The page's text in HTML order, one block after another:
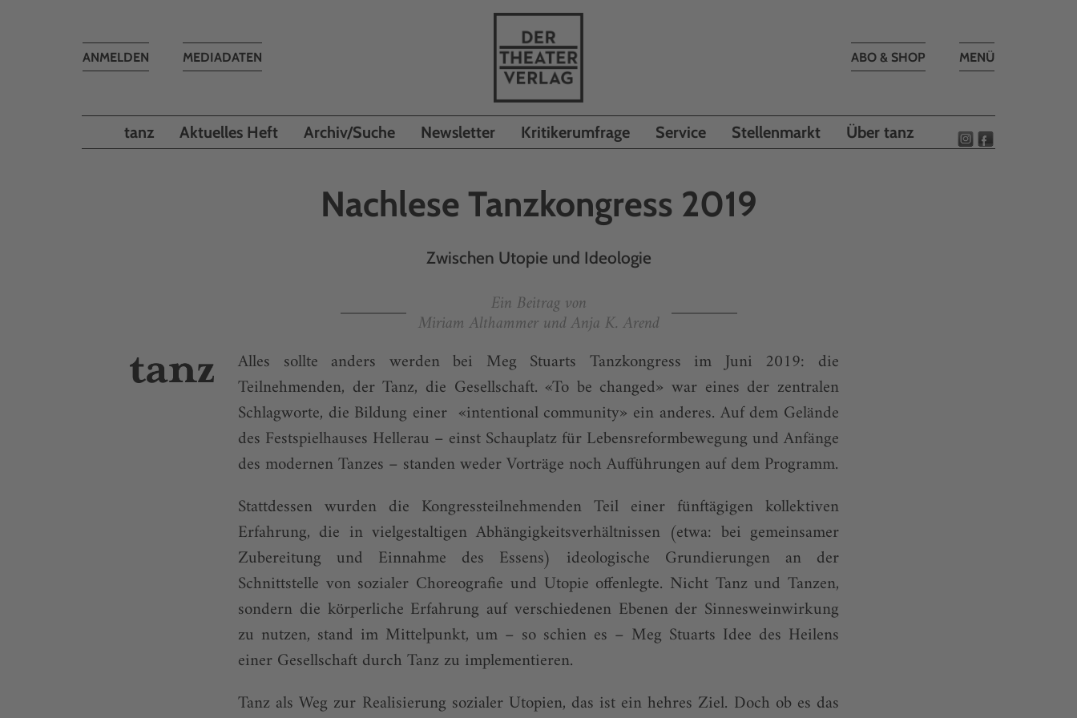
Toggle
MENÜ
ABO & SHOP
MEDIADATEN
Toggle
ANMELDEN
tanz Aktuelles Heft Archiv/Suche Newsletter Kritikerumfrage Service Stellenmarkt Über tanz
Nachlese Tanzkongress 2019
Zwischen Utopie und Ideologie
Ein Beitrag von
Miriam Althammer und Anja K. Arend
Alles sollte anders werden bei Meg Stuarts Tanzkongress im Juni 2019: die
Teilnehmenden, der Tanz, die Gesellschaft. «To be changed» war eines der zentralen
Schlagworte, die Bildung einer «intentional community» ein anderes. Auf dem Gelände
des Festspielhauses Hellerau – einst Schauplatz für Lebensreformbewegung und Anfänge
des modernen Tanzes – standen weder Vorträge noch Aufführungen auf dem Programm.
Stattdessen wurden die Kongressteilnehmenden Teil einer fünftägigen kollektiven
Erfahrung, die in vielgestaltigen Abhängigkeitsverhältnissen (etwa: bei gemeinsamer
Zubereitung und Einnahme des Essens) ideologische Grundierungen an der
Schnittstelle von sozialer Choreografie und Utopie offenlegte. Nicht Tanz und Tanzen,
sondern die körperliche Erfahrung auf verschiedenen Ebenen der Sinnesweinwirkung
zu nutzen, stand im Mittelpunkt, um – so schien es – Meg Stuarts Idee des Heilens
einer Gesellschaft durch Tanz zu implementieren.
Tanz als Weg zur Realisierung sozialer Utopien, das ist ein hehres Ziel. Doch ob es das